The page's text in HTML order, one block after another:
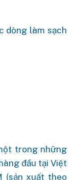
dòng làm sạch
trong những
đầu tại Việt
(sản xuất theo